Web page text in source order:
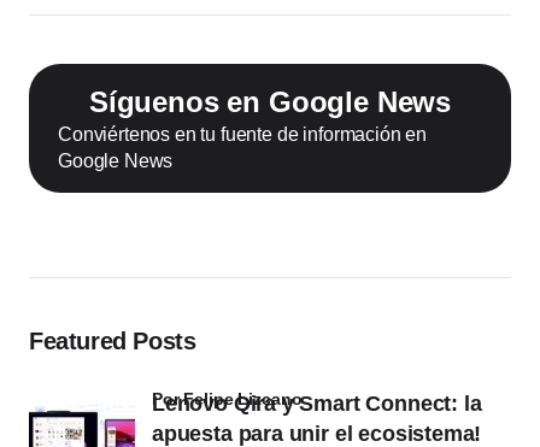
Síguenos en Google News
Conviértenos en tu fuente de información en
Google News
Featured Posts
Lenovo Qira y Smart Connect: la
apuesta para unir el ecosistema!
por Felipe Lizcano